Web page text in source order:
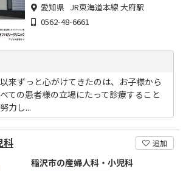
愛知県 JR東海道本線 大府駅
0562-48-6661
来ずっと心がけてきたのは、お子様から
ての患者様の立場にたって診療すること
力し...
科 追加
稲沢市の産婦人科・小児科